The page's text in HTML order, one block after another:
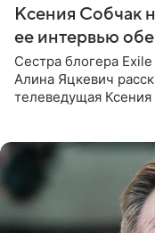
Ксения Собчак
ее интервью
Сестра блогера
Алина Яцкевич
телеведущая